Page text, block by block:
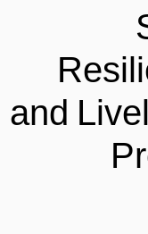
and